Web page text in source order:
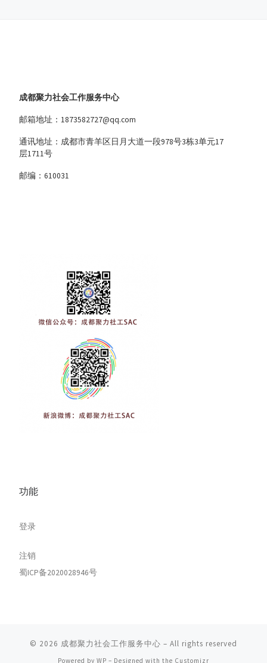
成都聚力社会工作服务中心
邮箱地址：1873582727@qq.com
通讯地址：成都市青羊区日月大道一段978号3栋3单元17
层1711号
邮编：610031
功能
登录
注销
蜀ICP备2020028946号
© 2026 成都聚力社会工作服务中心 – All rights reserved
Powered by WP – Designed with the Customizr